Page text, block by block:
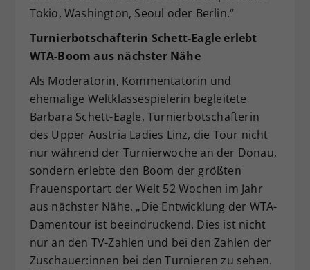
Tokio, Washington, Seoul oder Berlin.“
Turnierbotschafterin Schett-Eagle erlebt
WTA-Boom aus nächster Nähe
Als Moderatorin, Kommentatorin und
ehemalige Weltklassespielerin begleitete
Barbara Schett-Eagle, Turnierbotschafterin
des Upper Austria Ladies Linz, die Tour nicht
nur während der Turnierwoche an der Donau,
sondern erlebte den Boom der größten
Frauensportart der Welt 52 Wochen im Jahr
aus nächster Nähe. „Die Entwicklung der WTA-
Damentour ist beeindruckend. Dies ist nicht
nur an den TV-Zahlen und bei den Zahlen der
Zuschauer:innen bei den Turnieren zu sehen.